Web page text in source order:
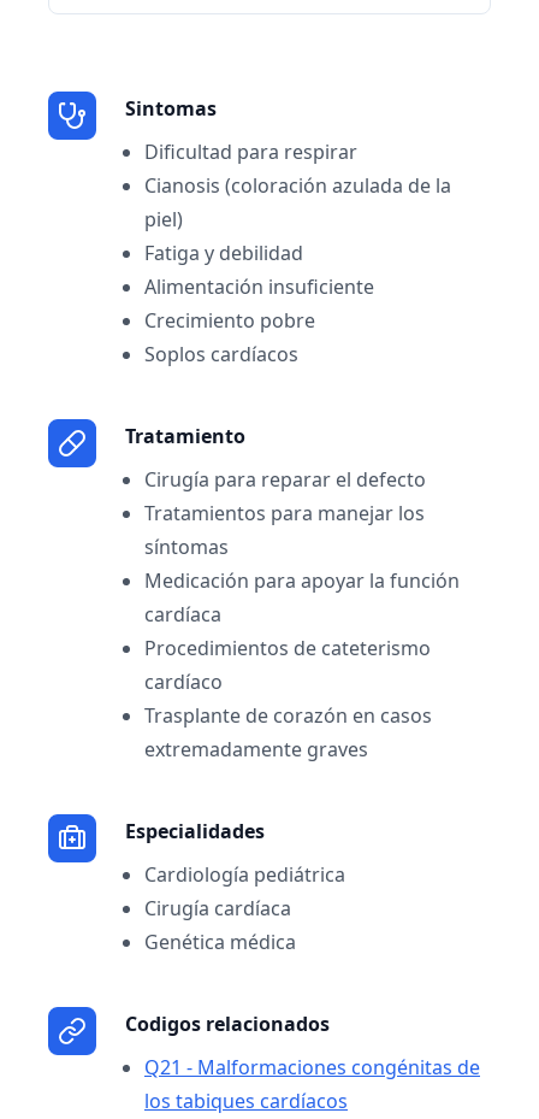
Sintomas
Dificultad para respirar
Cianosis (coloración azulada de la
piel)
Fatiga y debilidad
Alimentación insuficiente
Crecimiento pobre
Soplos cardíacos
Tratamiento
Cirugía para reparar el defecto
Tratamientos para manejar los
síntomas
Medicación para apoyar la función
cardíaca
Procedimientos de cateterismo
cardíaco
Trasplante de corazón en casos
extremadamente graves
Especialidades
Cardiología pediátrica
Cirugía cardíaca
Genética médica
Codigos relacionados
Q21 - Malformaciones congénitas de
los tabiques cardíacos